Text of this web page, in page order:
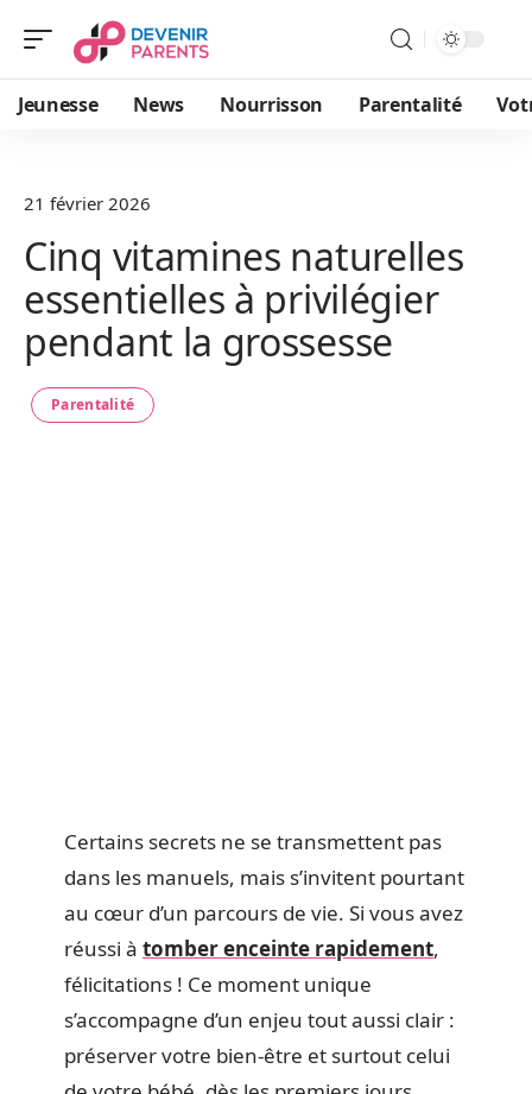
Jeunesse News Nourrisson Parentalité
21 février 2026
Cinq vitamines naturelles
essentielles à privilégier
pendant la grossesse
Parentalité
Certains secrets ne se transmettent pas
dans les manuels, mais s’invitent pourtant
au cœur d’un parcours de vie. Si vous avez
réussi à tomber enceinte rapidement,
félicitations ! Ce moment unique
s’accompagne d’un enjeu tout aussi clair :
préserver votre bien-être et surtout celui